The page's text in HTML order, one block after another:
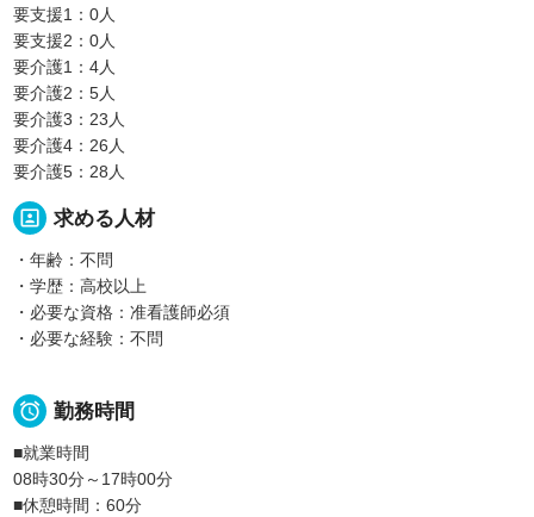
要支援1：0人
要支援2：0人
要介護1：4人
要介護2：5人
要介護3：23人
要介護4：26人
要介護5：28人
portrait 求める人材
・年齢：不問
・学歴：高校以上
・必要な資格：准看護師必須
・必要な経験：不問
 勤務時間
■就業時間
08時30分～17時00分
■休憩時間：60分